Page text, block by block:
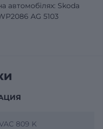
автомобілях: Skoda
AG 5103
809 K